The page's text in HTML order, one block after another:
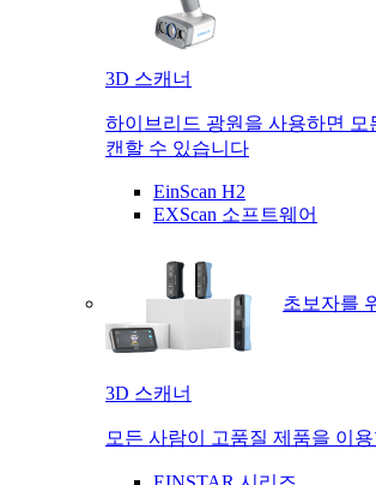
3D 스캐너
하이브리드 광원을 사용하면 모
캔할 수 있습니다
EinScan H2
EXScan 소프트웨어
초보자를
3D 스캐너
모든 사람이 고품질 제품을 이